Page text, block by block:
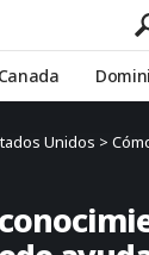
Canada
Unidos > Cómo el